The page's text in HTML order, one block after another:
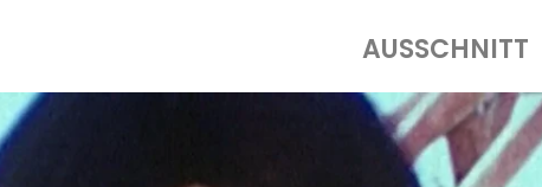
AUSSCHNITT